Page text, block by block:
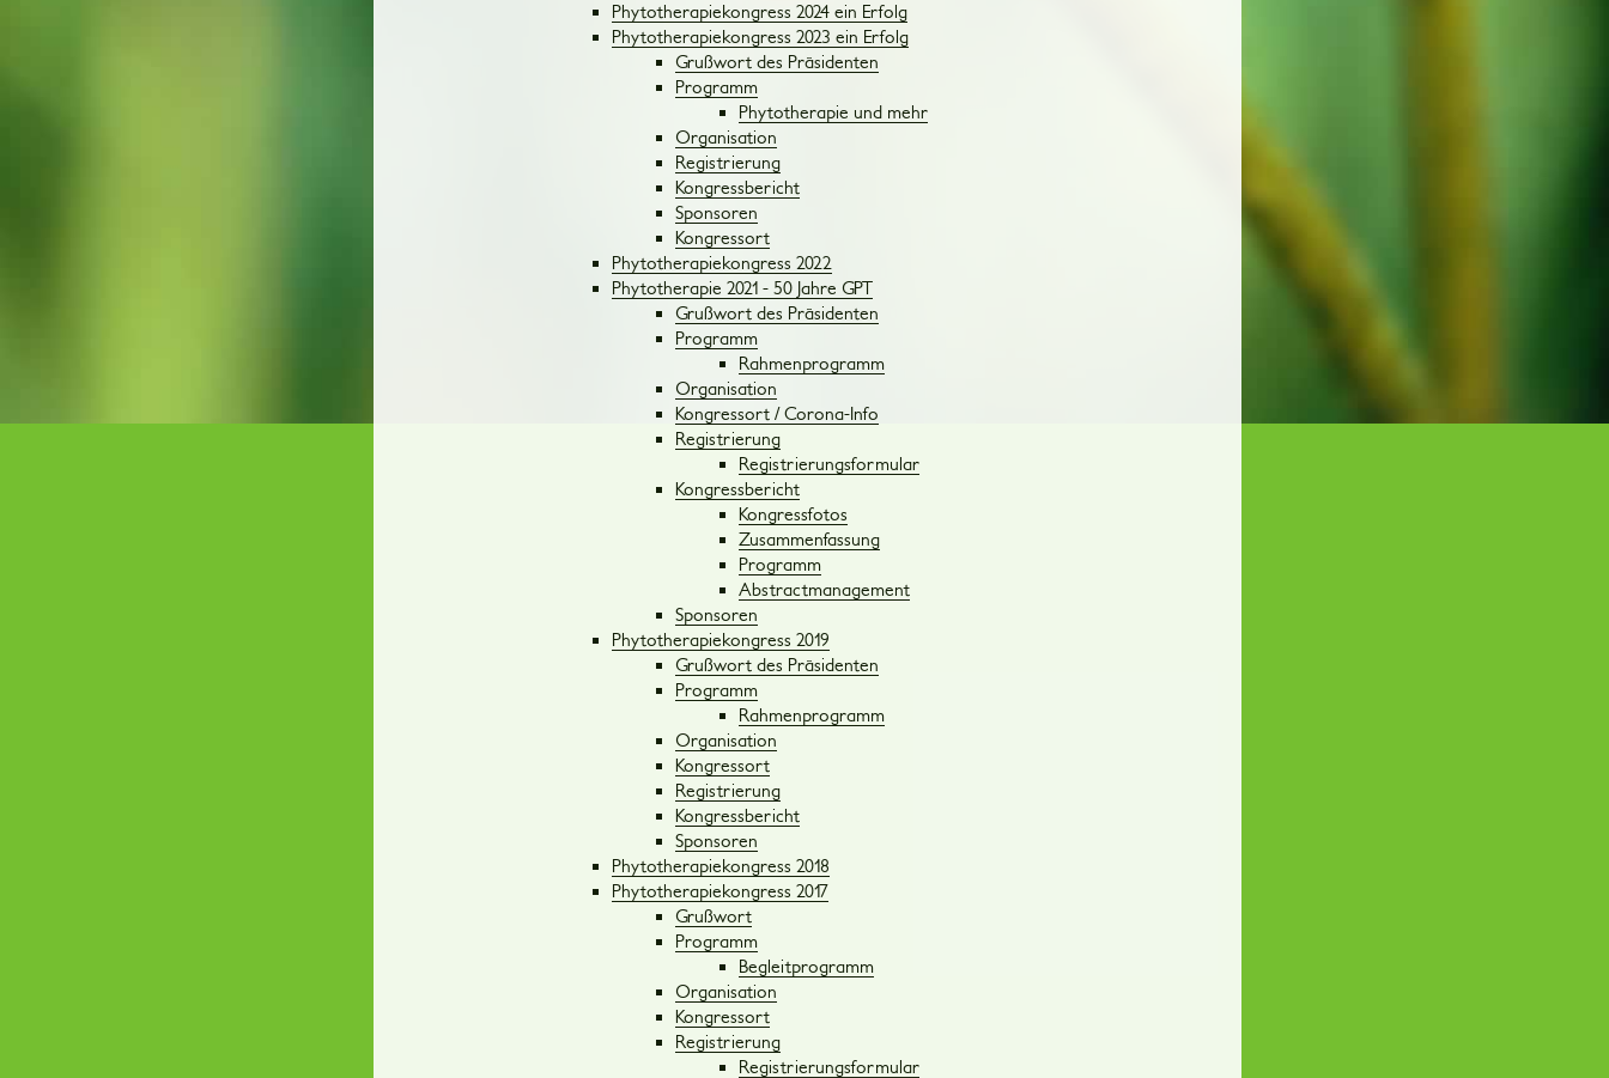
Phytotherapiekongress 2024 ein Erfolg
Phytotherapiekongress 2023 ein Erfolg
Grußwort des Präsidenten
Programm
Phytotherapie und mehr
Organisation
Registrierung
Kongressbericht
Sponsoren
Kongressort
Phytotherapiekongress 2022
Phytotherapie 2021 - 50 Jahre GPT
Grußwort des Präsidenten
Programm
Rahmenprogramm
Organisation
Kongressort / Corona-Info
Registrierung
Registrierungsformular
Kongressbericht
Kongressfotos
Zusammenfassung
Programm
Abstractmanagement
Sponsoren
Phytotherapiekongress 2019
Grußwort des Präsidenten
Programm
Rahmenprogramm
Organisation
Kongressort
Registrierung
Kongressbericht
Sponsoren
Phytotherapiekongress 2018
Phytotherapiekongress 2017
Grußwort
Programm
Begleitprogramm
Organisation
Kongressort
Registrierung
Registrierungsformular